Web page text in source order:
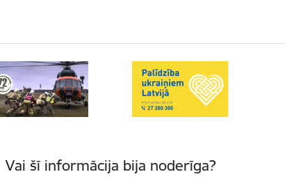
Vai šī informācija bija noderīga?